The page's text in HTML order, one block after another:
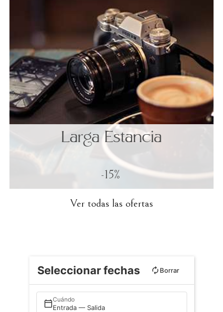
Larga Estancia
-15%
Ver todas las ofertas
Seleccionar fechas Borrar
Cuándo
Entrada — Salida